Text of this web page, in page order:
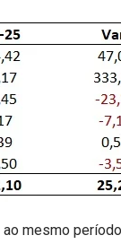
mesmo